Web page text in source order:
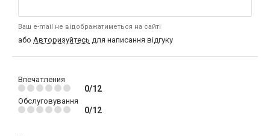
Ваш e-mail не відображатиметься на сайті
або Авторизуйтесь для написання відгуку
Впечатления
0/12
Обслуговування
0/12